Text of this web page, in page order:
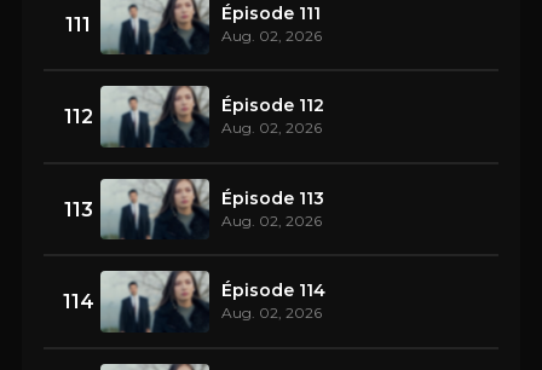
111 Épisode 111
Aug. 02, 2026
112 Épisode 112
Aug. 02, 2026
113 Épisode 113
Aug. 02, 2026
114 Épisode 114
Aug. 02, 2026